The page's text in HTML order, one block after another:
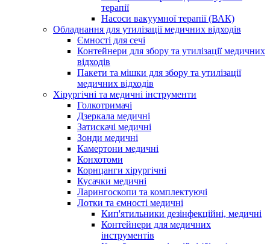
терапії
Насоси вакуумної терапії (ВАК)
Обладнання для утилізації медичних відходів
Ємності для сечі
Контейнери для збору та утилізації медичних
відходів
Пакети та мішки для збору та утилізації
медичних відходів
Хірургічні та медичні інструменти
Голкотримачі
Дзеркала медичні
Затискачі медичні
Зонди медичні
Камертони медичні
Конхотоми
Корнцанги хірургічні
Кусачки медичні
Ларингоскопи та комплектуючі
Лотки та ємності медичні
Кип'ятильники дезінфекційні, медичні
Контейнери для медичних
інструментів